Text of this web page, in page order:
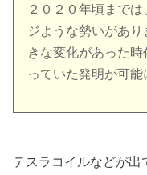
２０２０年頃まで
ジような勢いがあ
きな変化があった
っていた発明が可能
テスラコイルなどが出